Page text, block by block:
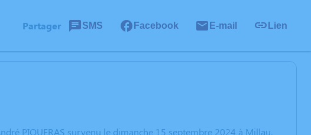
Partager SMS Facebook E-mail Lien
PIQUERAS survenu le dimanche 15 septembre 2024 à Millau.